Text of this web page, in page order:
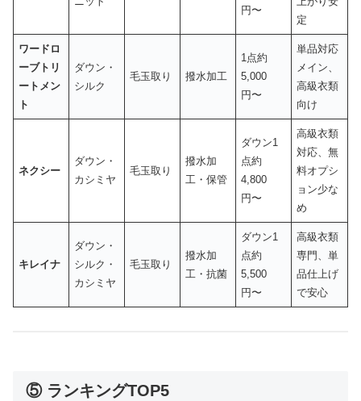
円〜
定
ワードロ
ーブトリ
ートメン
ト
ダウン・
シルク
毛玉取り 撥水加工
1点約
5,000
円〜
単品対応
メイン、
高級衣類
向け
ネクシー
ダウン・
カシミヤ
毛玉取り
撥水加
工・保管
ダウン1
点約
4,800
円〜
高級衣類
対応、無
料オプシ
ョン少な
め
キレイナ
ダウン・
シルク・
カシミヤ
毛玉取り
撥水加
工・抗菌
ダウン1
点約
5,500
円〜
高級衣類
専門、単
品仕上げ
で安心
⑤ ランキングTOP5